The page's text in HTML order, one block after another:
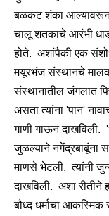
बळकट शंका आल्यावरून
चालू शतकाचे आरंभी
होते. अशांपैकी एक
मयूरभंज संस्थानचे मालक
संस्थानातील जंगलात
असता त्यांना 'पान'
गाणी गाऊन दाखविली.
जुळल्याने नगेंद्रबाबूंना
माणसे भेटली. त्यांनी
दाखविली. अशा रीतीने
बौध्द धर्माचा आकस्मिक